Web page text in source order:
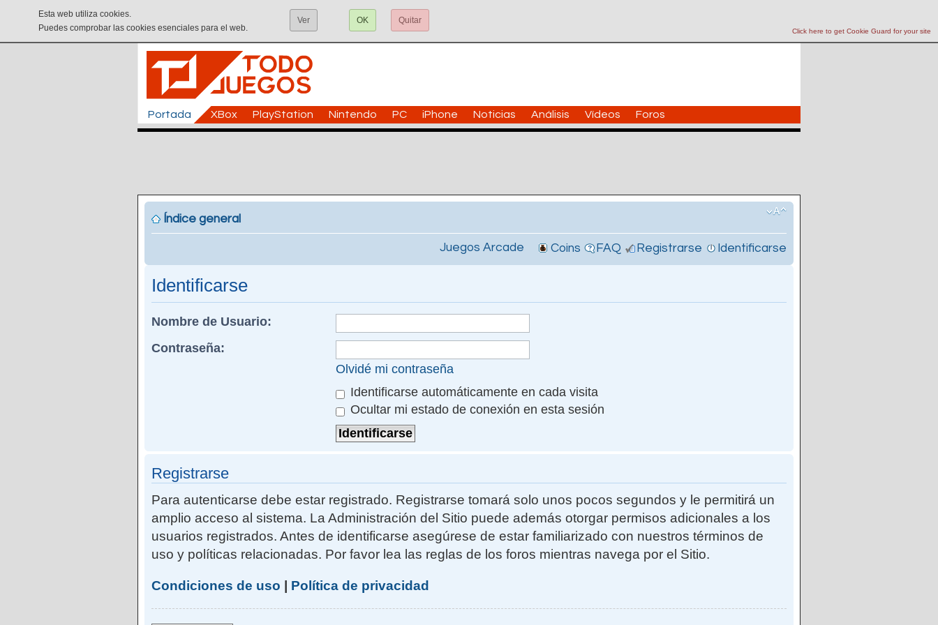
Click here to get Cookie Guard for your site
Esta web utiliza cookies.
Puedes comprobar las cookies esenciales para el web.
Ver OK Quitar
Portada XBox PlayStation Nintendo PC iPhone Noticias Análisis Vídeos Foros
Índice general
Juegos Arcade Coins FAQ Registrarse Identificarse
Identificarse
Nombre de Usuario:
Contraseña:
Olvidé mi contraseña
Identificarse automáticamente en cada visita
Ocultar mi estado de conexión en esta sesión
Registrarse
Para autenticarse debe estar registrado. Registrarse tomará solo unos pocos segundos y le permitirá un
amplio acceso al sistema. La Administración del Sitio puede además otorgar permisos adicionales a los
usuarios registrados. Antes de identificarse asegúrese de estar familiarizado con nuestros términos de
uso y políticas relacionadas. Por favor lea las reglas de los foros mientras navega por el Sitio.
Condiciones de uso Política de privacidad